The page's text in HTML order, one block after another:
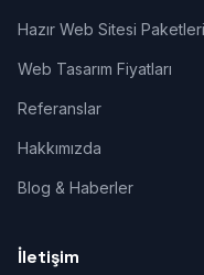
Hazır Web Sitesi Paketleri
Web Tasarım Fiyatları
Referanslar
Hakkımızda
Blog & Haberler
İletişim